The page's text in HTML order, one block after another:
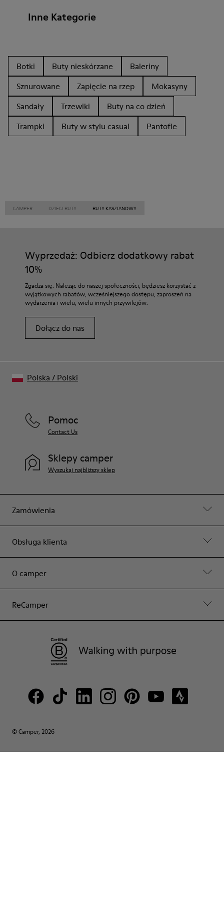
Inne Kategorie
Botki Buty nieskórzane
Baleriny
Sznurowane
Zapięcie na rzep
Mokasyny
Sandały
Trzewiki
Buty na co dzień
Trampki
Buty w stylu casual Pantofle
CAMPER DZIECI BUTY BUTY KASZTANOWY
Wyprzedaż: Odbierz dodatkowy rabat
10%
Zgadza się. Należąc do naszej społeczności, będziesz korzystać z
wyjątkowych rabatów, wcześniejszego dostępu, zaproszeń na
wydarzenia i wielu, wielu innych przywilejów.
Dołącz do nas
Zamówienia
Obsługa klienta
O camper
ReCamper
Pomoc
Contact Us
Sklepy camper
Wyszukaj najbliższy sklep
© Camper, 2026
Polska / Polski